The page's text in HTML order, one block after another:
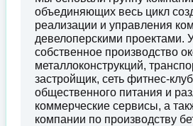
объединяющих весь цикл
реализации и управления
девелоперскими проектами.
собственное производство
металлоконструкций,
застройщик, сеть фитнес-
общественного питания и
коммерческие сервисы, а
компании по производству